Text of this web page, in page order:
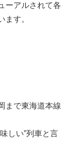
ーアルされて各
ます。
まで東海道本線
しい”列車と言